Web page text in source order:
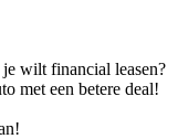
je wilt financial leasen?
met een betere deal!